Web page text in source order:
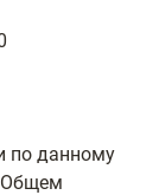
по данному
Общем